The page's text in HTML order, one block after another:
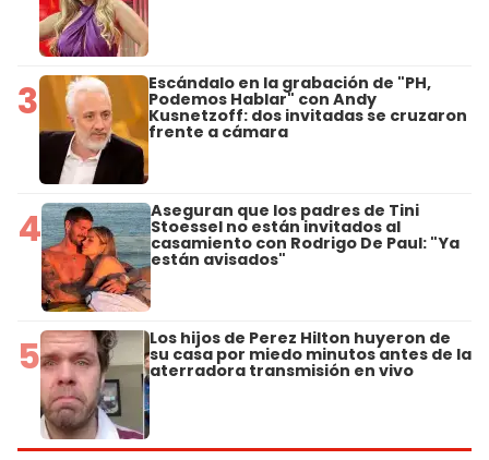
3 Escándalo en la grabación de "PH,
Podemos Hablar" con Andy
Kusnetzoff: dos invitadas se cruzaron
frente a cámara
4 Aseguran que los padres de Tini
Stoessel no están invitados al
casamiento con Rodrigo De Paul: "Ya
están avisados"
5 Los hijos de Perez Hilton huyeron de
su casa por miedo minutos antes de la
aterradora transmisión en vivo